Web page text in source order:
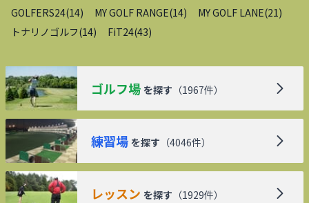
GOLFERS24(14) MY GOLF RANGE(14) MY GOLF LANE(21 )
トナリノゴルフ(14) FiT24(43)
ゴルフ場 を探す （1967件）
練習場 を探す （4046件）
レッスン を探す （1929件）